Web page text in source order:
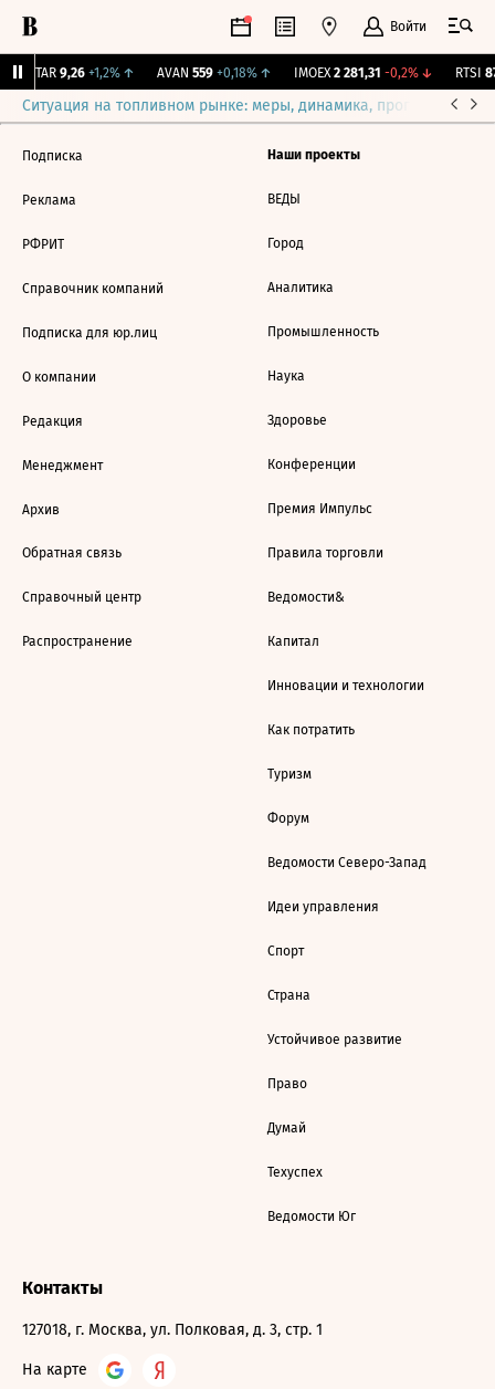
Войти
UTAR 9,26 +1,2%↑ AVAN 559 +0,18%↑ IMOEX 2 281,31 -0,2%↓ RTSI
Ситуация на топливном рынке: меры, динамика, прогнозы
Подписка
Реклама
РФРИТ
Справочник компаний
Подписка для юр.лиц
О компании
Редакция
Менеджмент
Архив
Обратная связь
Справочный центр
Распространение
Наши проекты
ВЕДЫ
Город
Аналитика
Промышленность
Наука
Здоровье
Конференции
Премия Импульс
Правила торговли
Ведомости&
Капитал
Инновации и технологии
Как потратить
Туризм
Форум
Ведомости Северо-Запад
Идеи управления
Спорт
Страна
Устойчивое развитие
Право
Думай
Техуспех
Ведомости Юг
Контакты
127018, г. Москва, ул. Полковая, д. 3, стр. 1
На карте